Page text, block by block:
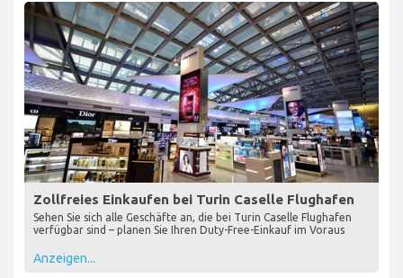
Zollfreies Einkaufen bei Turin Caselle Flughafen
Sehen Sie sich alle Geschäfte an, die bei Turin Caselle Flughafen
verfügbar sind – planen Sie Ihren Duty-Free-Einkauf im Voraus
Anzeigen...